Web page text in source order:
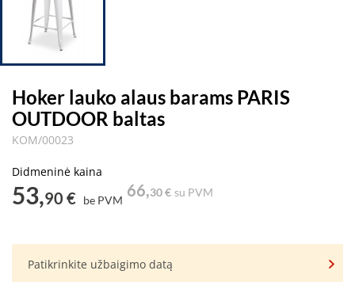
Hoker lauko alaus barams PARIS
OUTDOOR baltas
KOM/00023
Didmeninė kaina
53,90 € be PVM
66,30 € su PVM
Patikrinkite užbaigimo datą